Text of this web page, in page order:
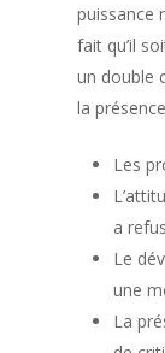
puissance
fait qu’il
un double
la
Les
a
Le
une
La